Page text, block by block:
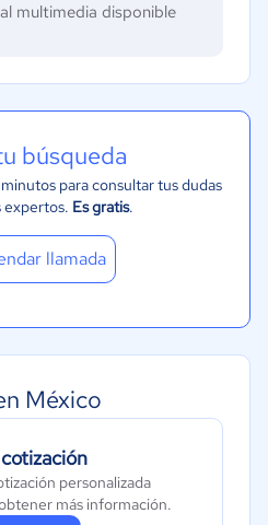
multimedia disponible
búsqueda
para consultar tus dudas
expertos. Es gratis.
llamada
México
personalizada
más información.